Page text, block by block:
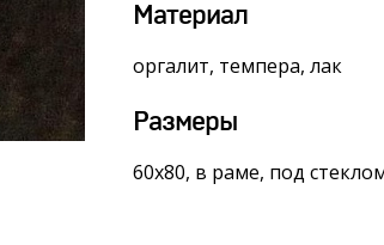
Материал
оргалит, темпера, лак
Размеры
60х80, в раме, под